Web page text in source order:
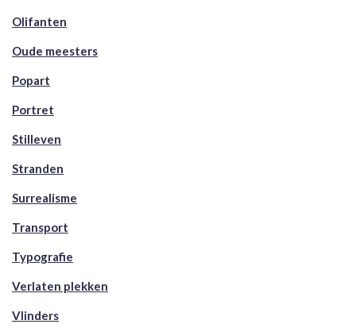
Olifanten
Oude meesters
Popart
Portret
Stilleven
Stranden
Surrealisme
Transport
Typografie
Verlaten plekken
Vlinders